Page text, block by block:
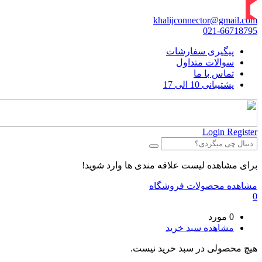
khalijconnector@gmail.com
021-66718795
پیگیری سفارشات
سوالات متداول
تماس با ما
پشتیبانی 10 الی 17
Login Register
برای مشاهده لیست علاقه مندی ها وارد شوید!
مشاهده محصولات فروشگاه
0
0 مورد
مشاهده سبد خرید
هیچ محصولی در سبد خرید نیست.